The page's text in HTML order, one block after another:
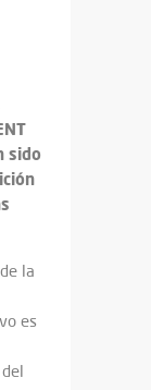
sido
la
es